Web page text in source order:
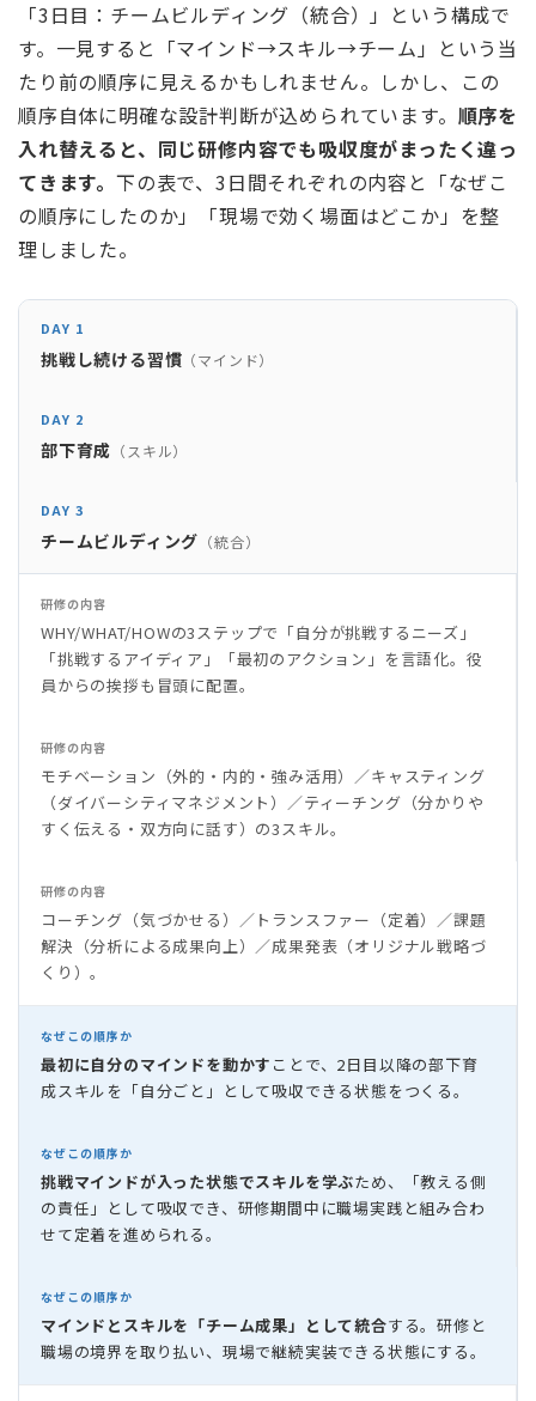
「3日目：チームビルディング（統合）」という構成で
す。一見すると「マインド→スキル→チーム」という当
たり前の順序に見えるかもしれません。しかし、この
順序自体に明確な設計判断が込められています。 順序を
入れ替えると、同じ研修内容でも吸収度がまったく違っ
てきます。 下の表で、3日間それぞれの内容と「なぜこ
の順序にしたのか」「現場で効く場面はどこか」を整
理しました。
DAY 1
挑戦し続ける習慣 （マインド）
DAY 2
部下育成 （スキル）
DAY 3
チームビルディング （統合）
研修の内容
WHY/WHAT/HOWの3ステップで「自分が挑戦するニーズ」
「挑戦するアイディア」「最初のアクション」を言語化。役
員からの挨拶も冒頭に配置。
研修の内容
モチベーション（外的・内的・強み活用）／キャスティング
（ダイバーシティマネジメント）／ティーチング（分かりや
すく伝える・双方向に話す）の3スキル。
研修の内容
コーチング（気づかせる）／トランスファー（定着）／課題
解決（分析による成果向上）／成果発表（オリジナル戦略づ
くり）。
なぜこの順序か
最初に自分のマインドを動かす ことで、2日目以降の部下育
成スキルを「自分ごと」として吸収できる状態をつくる。
なぜこの順序か
挑戦マインドが入った状態でスキルを学ぶため、「教える側
の責任」として吸収でき、研修期間中に職場実践と組み合わ
せて定着を進められる。
なぜこの順序か
マインドとスキルを「チーム成果」として統合する。研修と
職場の境界を取り払い、現場で継続実装できる状態にする。